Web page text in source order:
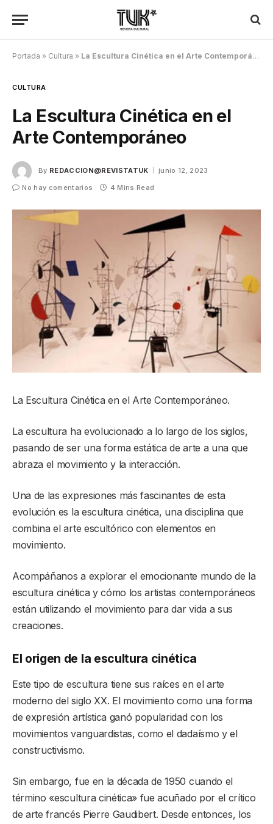
Portada » Cultura » La Escultura Cinética en el Arte Contemporáneo
CULTURA
La Escultura Cinética en el
Arte Contemporáneo
By REDACCION@REVISTATUK
junio 12, 2023
No hay comentarios
4 Mins Read
La Escultura Cinética en el Arte Contemporáneo.
La escultura ha evolucionado a lo largo de los siglos,
pasando de ser una forma estática de arte a una que
abraza el movimiento y la interacción.
Una de las expresiones más fascinantes de esta
evolución es la escultura cinética, una disciplina que
combina el arte escultórico con elementos en
movimiento.
Acompáñanos a explorar el emocionante mundo de la
escultura cinética y cómo los artistas contemporáneos
están utilizando el movimiento para dar vida a sus
creaciones.
El origen de la escultura cinética
Este tipo de escultura tiene sus raíces en el arte
moderno del siglo XX. El movimiento como una forma
de expresión artística ganó popularidad con los
movimientos vanguardistas, como el dadaísmo y el
constructivismo.
Sin embargo, fue en la década de 1950 cuando el
término «escultura cinética» fue acuñado por el crítico
de arte francés Pierre Gaudibert. Desde entonces, los